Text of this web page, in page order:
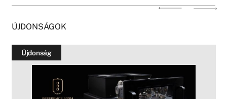
ÚJDONSÁGOK
Újdonság